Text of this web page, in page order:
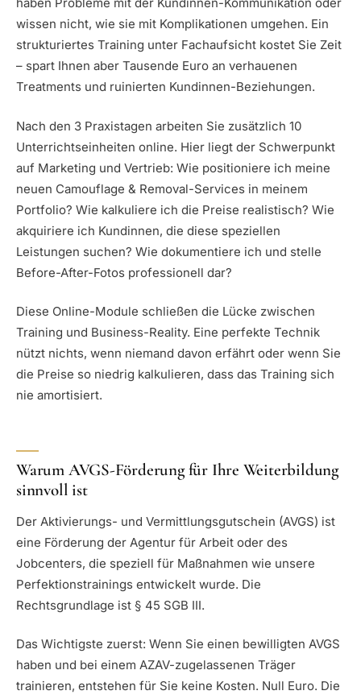
haben Probleme mit der Kundinnen-Kommunikation oder
wissen nicht, wie sie mit Komplikationen umgehen. Ein
strukturiertes Training unter Fachaufsicht kostet Sie Zeit
– spart Ihnen aber Tausende Euro an verhauenen
Treatments und ruinierten Kundinnen-Beziehungen.
Nach den 3 Praxistagen arbeiten Sie zusätzlich 10
Unterrichtseinheiten online. Hier liegt der Schwerpunkt
auf Marketing und Vertrieb: Wie positioniere ich meine
neuen Camouflage & Removal-Services in meinem
Portfolio? Wie kalkuliere ich die Preise realistisch? Wie
akquiriere ich Kundinnen, die diese speziellen
Leistungen suchen? Wie dokumentiere ich und stelle
Before-After-Fotos professionell dar?
Diese Online-Module schließen die Lücke zwischen
Training und Business-Reality. Eine perfekte Technik
nützt nichts, wenn niemand davon erfährt oder wenn Sie
die Preise so niedrig kalkulieren, dass das Training sich
nie amortisiert.
Warum AVGS-Förderung für Ihre Weiterbildung
sinnvoll ist
Der Aktivierungs- und Vermittlungsgutschein (AVGS) ist
eine Förderung der Agentur für Arbeit oder des
Jobcenters, die speziell für Maßnahmen wie unsere
Perfektionstrainings entwickelt wurde. Die
Rechtsgrundlage ist § 45 SGB III.
Das Wichtigste zuerst: Wenn Sie einen bewilligten AVGS
haben und bei einem AZAV-zugelassenen Träger
trainieren, entstehen für Sie keine Kosten. Null Euro. Die